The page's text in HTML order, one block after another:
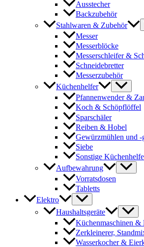
Ausstecher
Backzubehör
Stahlwaren & Zubehör
Messer
Messerblöcke
Messerschleifer &
Schneidebretter
Messerzubehör
Küchenhelfer
Pfannenwender &
Koch & Schöpflöffel
Sparschäler
Reiben & Hobel
Gewürzmühlen und -
Siebe
Sonstige
Aufbewahrung
Vorratsdosen
Tabletts
Elektro
Haushaltsgeräte
Küchenmaschinen &
Zerkleinerer,
Wasserkocher &